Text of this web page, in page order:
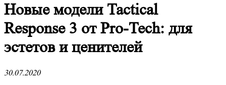
Новые модели Tactical
Response 3 от Pro-Tech: для
эстетов и ценителей
30.07.2020